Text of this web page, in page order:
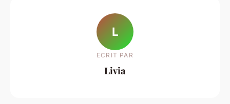
L
ECRIT PAR
Livia